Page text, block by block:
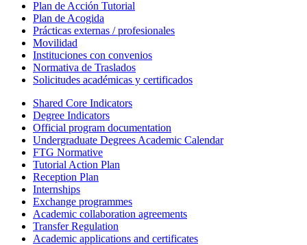
Plan de Acción Tutorial
Plan de Acogida
Prácticas externas / profesionales
Movilidad
Instituciones con convenios
Normativa de Traslados
Solicitudes académicas y certificados
Shared Core Indicators
Degree Indicators
Official program documentation
Undergraduate Degrees Academic Calendar
FTG Normative
Tutorial Action Plan
Reception Plan
Internships
Exchange programmes
Academic collaboration agreements
Transfer Regulation
Academic applications and certificates